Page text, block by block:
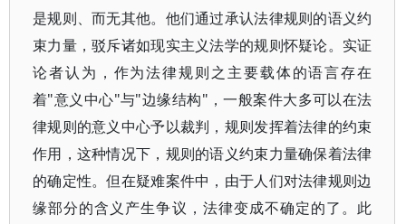
是规则、而无其他。他们通过承认法律规则的语义约
束力量，驳斥诸如现实主义法学的规则怀疑论。实证
论者认为，作为法律规则之主要载体的语言存在
着"意义中心"与"边缘结构"，一般案件大多可以在法
律规则的意义中心予以裁判，规则发挥着法律的约束
作用，这种情况下，规则的语义约束力量确保着法律
的确定性。但在疑难案件中，由于人们对法律规则边
缘部分的含义产生争议，法律变成不确定的了。此